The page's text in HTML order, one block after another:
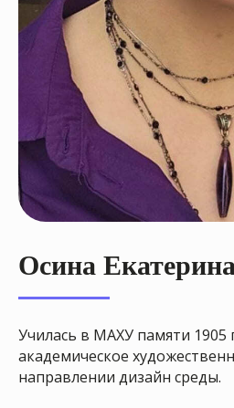
Осина Екатерина
Училась в МАХУ памяти 1905
академическое
направлении дизайн среды.